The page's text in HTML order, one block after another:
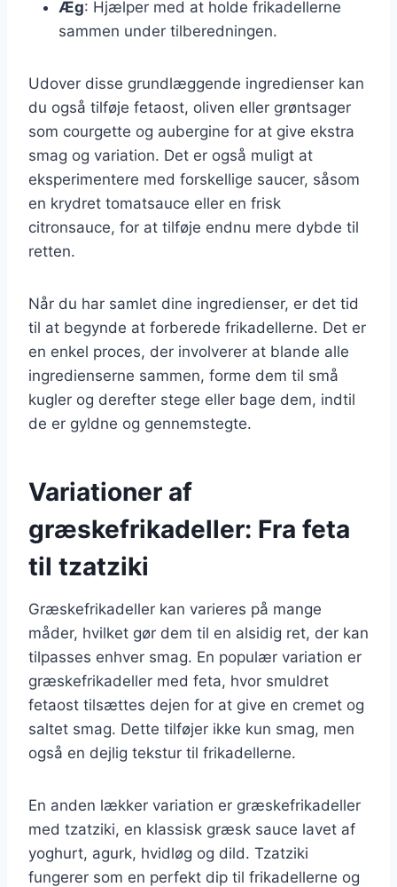
Æg: Hjælper med at holde frikadellerne
sammen under tilberedningen.
Udover disse grundlæggende ingredienser kan
du også tilføje fetaost, oliven eller grøntsager
som courgette og aubergine for at give ekstra
smag og variation. Det er også muligt at
eksperimentere med forskellige saucer, såsom
en krydret tomatsauce eller en frisk
citronsauce, for at tilføje endnu mere dybde til
retten.
Når du har samlet dine ingredienser, er det tid
til at begynde at forberede frikadellerne. Det er
en enkel proces, der involverer at blande alle
ingredienserne sammen, forme dem til små
kugler og derefter stege eller bage dem, indtil
de er gyldne og gennemstegte.
Variationer af
græskefrikadeller: Fra feta
til tzatziki
Græskefrikadeller kan varieres på mange
måder, hvilket gør dem til en alsidig ret, der kan
tilpasses enhver smag. En populær variation er
græskefrikadeller med feta, hvor smuldret
fetaost tilsættes dejen for at give en cremet og
saltet smag. Dette tilføjer ikke kun smag, men
også en dejlig tekstur til frikadellerne.
En anden lækker variation er græskefrikadeller
med tzatziki, en klassisk græsk sauce lavet af
yoghurt, agurk, hvidløg og dild. Tzatziki
fungerer som en perfekt dip til frikadellerne og